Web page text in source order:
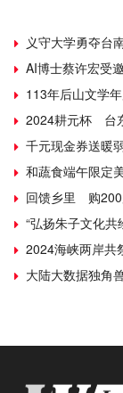
义守大学勇夺台
AI博士蔡许宏受
113年后山文学
2024耕元杯 台
千元现金券送暖
和蔬食端午限定
回馈乡里 购200
“弘扬朱子文化
2024海峡两岸共
大陆大数据独角